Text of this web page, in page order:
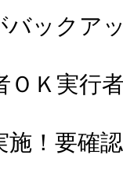
バックア
ＯＫ実行
！要確